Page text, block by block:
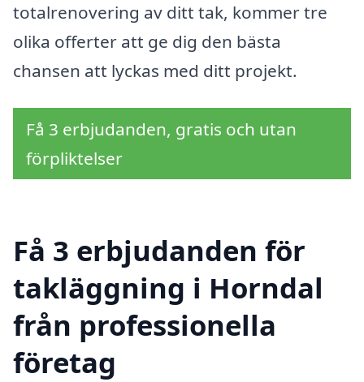
totalrenovering av ditt tak, kommer tre
olika offerter att ge dig den bästa
chansen att lyckas med ditt projekt.
Få 3 erbjudanden, gratis och utan
förpliktelser
Få 3 erbjudanden för
takläggning i Horndal
från professionella
företag